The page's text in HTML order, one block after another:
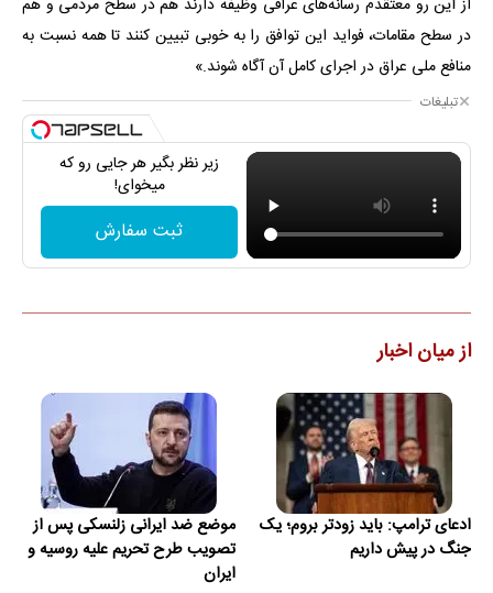
در سطح مقامات، فواید این توافق را به خوبی تبیین کنند تا همه نسبت به
منافع ملی عراق در اجرای کامل آن آگاه شوند.»
تبلیغات
زیر نظر بگیر هر جایی رو که
میخوای!
ثبت سفارش
از میان اخبار
ادعای ترامپ: باید زودتر بروم؛ یک
جنگ در پیش داریم
موضع ضد ایرانی زلنسکی پس از
تصویب طرح تحریم علیه روسیه و
ایران